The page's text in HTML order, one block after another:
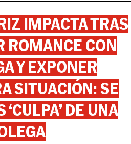
IMPACTA TRAS
ROMANCE CON
Y EXPONER
SITUACIÓN: SE
DE UNA